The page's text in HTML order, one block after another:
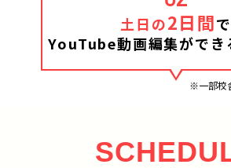
土日の2日間で
YouTube動画編集ができ
※一部校